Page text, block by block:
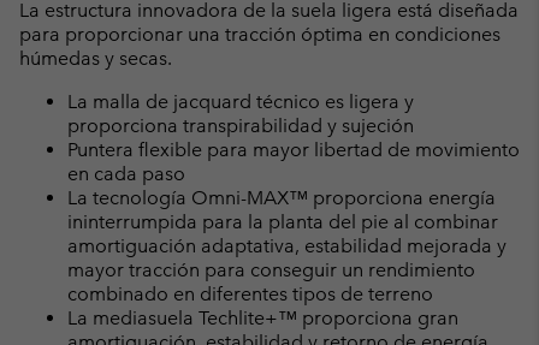
La estructura innovadora de la suela ligera está diseñada
para proporcionar una tracción óptima en condiciones
húmedas y secas.
La malla de jacquard técnico es ligera y
proporciona transpirabilidad y sujeción
Puntera flexible para mayor libertad de movimiento
en cada paso
La tecnología Omni-MAX™ proporciona energía
ininterrumpida para la planta del pie al combinar
amortiguación adaptativa, estabilidad mejorada y
mayor tracción para conseguir un rendimiento
combinado en diferentes tipos de terreno
La mediasuela Techlite+™ proporciona gran